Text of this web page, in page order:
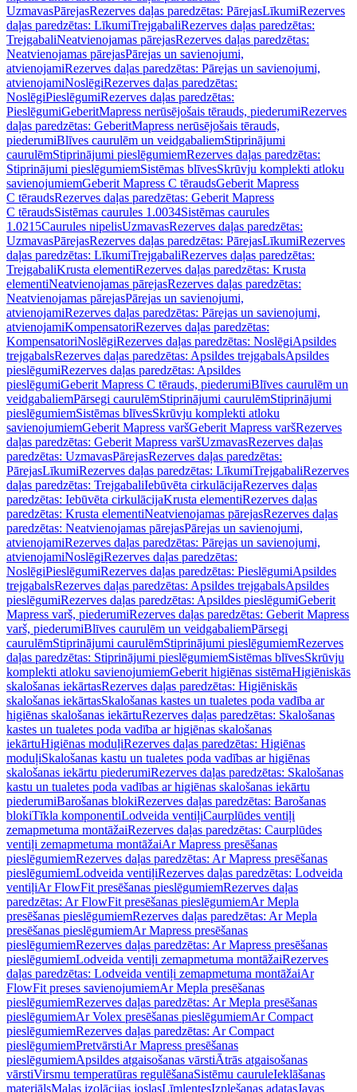
UzmavasPārejasRezerves daļas paredzētas: PārejasLīkumiRezerves
daļas paredzētas: LīkumiTrejgabaliRezerves daļas paredzētas:
TrejgabaliNeatvienojamas pārejasRezerves daļas paredzētas:
Neatvienojamas pārejasPārejas un savienojumi,
atvienojamiRezerves daļas paredzētas: Pārejas un savienojumi,
atvienojamiNoslēgiRezerves daļas paredzētas:
NoslēgiPieslēgumiRezerves daļas paredzētas:
PieslēgumiGeberitMapress nerūsējošais tērauds, piederumiRezerves
daļas paredzētas: GeberitMapress nerūsējošais tērauds,
piederumiBlīves caurulēm un veidgabaliemStiprinājumi
caurulēmStiprinājumi pieslēgumiemRezerves daļas paredzētas:
Stiprinājumi pieslēgumiemSistēmas blīvesSkrūvju komplekti atloku
savienojumiemGeberit Mapress C tēraudsGeberit Mapress
C tēraudsRezerves daļas paredzētas: Geberit Mapress
C tēraudsSistēmas caurules 1.0034Sistēmas caurules
1.0215Caurules nipelisUzmavasRezerves daļas paredzētas:
UzmavasPārejasRezerves daļas paredzētas: PārejasLīkumiRezerves
daļas paredzētas: LīkumiTrejgabaliRezerves daļas paredzētas:
TrejgabaliKrusta elementiRezerves daļas paredzētas: Krusta
elementiNeatvienojamas pārejasRezerves daļas paredzētas:
Neatvienojamas pārejasPārejas un savienojumi,
atvienojamiRezerves daļas paredzētas: Pārejas un savienojumi,
atvienojamiKompensatoriRezerves daļas paredzētas:
KompensatoriNoslēgiRezerves daļas paredzētas: NoslēgiApsildes
trejgabalsRezerves daļas paredzētas: Apsildes trejgabalsApsildes
pieslēgumiRezerves daļas paredzētas: Apsildes
pieslēgumiGeberit Mapress C tērauds, piederumiBlīves caurulēm un
veidgabaliemPārsegi caurulēmStiprinājumi caurulēmStiprinājumi
pieslēgumiemSistēmas blīvesSkrūvju komplekti atloku
savienojumiemGeberit Mapress varšGeberit Mapress varšRezerves
daļas paredzētas: Geberit Mapress varšUzmavasRezerves daļas
paredzētas: UzmavasPārejasRezerves daļas paredzētas:
PārejasLīkumiRezerves daļas paredzētas: LīkumiTrejgabaliRezerves
daļas paredzētas: TrejgabaliIebūvēta cirkulācijaRezerves daļas
paredzētas: Iebūvēta cirkulācijaKrusta elementiRezerves daļas
paredzētas: Krusta elementiNeatvienojamas pārejasRezerves daļas
paredzētas: Neatvienojamas pārejasPārejas un savienojumi,
atvienojamiRezerves daļas paredzētas: Pārejas un savienojumi,
atvienojamiNoslēgiRezerves daļas paredzētas:
NoslēgiPieslēgumiRezerves daļas paredzētas: PieslēgumiApsildes
trejgabalsRezerves daļas paredzētas: Apsildes trejgabalsApsildes
pieslēgumiRezerves daļas paredzētas: Apsildes pieslēgumiGeberit
Mapress varš, piederumiRezerves daļas paredzētas: Geberit Mapress
varš, piederumiBlīves caurulēm un veidgabaliemPārsegi
caurulēmStiprinājumi caurulēmStiprinājumi pieslēgumiemRezerves
daļas paredzētas: Stiprinājumi pieslēgumiemSistēmas blīvesSkrūvju
komplekti atloku savienojumiemGeberit higiēnas sistēmaHigiēniskās
skalošanas iekārtasRezerves daļas paredzētas: Higiēniskās
skalošanas iekārtasSkalošanas kastes un tualetes poda vadība ar
higiēnas skalošanas iekārtuRezerves daļas paredzētas: Skalošanas
kastes un tualetes poda vadība ar higiēnas skalošanas
iekārtuHigiēnas moduļiRezerves daļas paredzētas: Higiēnas
moduļiSkalošanas kastu un tualetes poda vadības ar higiēnas
skalošanas iekārtu piederumiRezerves daļas paredzētas: Skalošanas
kastu un tualetes poda vadības ar higiēnas skalošanas iekārtu
piederumiBarošanas blokiRezerves daļas paredzētas: Barošanas
blokiTīkla komponentiLodveida ventiļiCaurplūdes ventiļi
zemapmetuma montāžaiRezerves daļas paredzētas: Caurplūdes
ventiļi zemapmetuma montāžaiAr Mapress presēšanas
pieslēgumiemRezerves daļas paredzētas: Ar Mapress presēšanas
pieslēgumiemLodveida ventiļiRezerves daļas paredzētas: Lodveida
ventiļiAr FlowFit presēšanas pieslēgumiemRezerves daļas
paredzētas: Ar FlowFit presēšanas pieslēgumiemAr Mepla
presēšanas pieslēgumiemRezerves daļas paredzētas: Ar Mepla
presēšanas pieslēgumiemAr Mapress presēšanas
pieslēgumiemRezerves daļas paredzētas: Ar Mapress presēšanas
pieslēgumiemLodveida ventiļi zemapmetuma montāžaiRezerves
daļas paredzētas: Lodveida ventiļi zemapmetuma montāžaiAr
FlowFit preses savienojumiemAr Mepla presēšanas
pieslēgumiemRezerves daļas paredzētas: Ar Mepla presēšanas
pieslēgumiemAr Volex presēšanas pieslēgumiemAr Compact
pieslēgumiemRezerves daļas paredzētas: Ar Compact
pieslēgumiemPretvārstiAr Mapress presēšanas
pieslēgumiemApsildes atgaisošanas vārstiĀtrās atgaisošanas
vārstiVirsmu temperatūras regulēšanaSistēmu cauruleIeklāšanas
materiālsMalas izolācijas joslasLīmlentesIzplešanas adatasJavas